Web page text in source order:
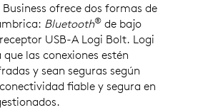
Business ofrece dos formas de
Bluetooth® de bajo
USB-A Logi Bolt. Logi
las conexiones estén
y sean seguras según
fiable y segura en